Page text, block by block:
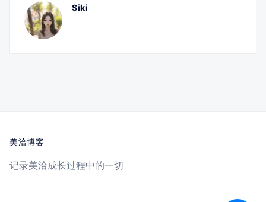
Siki
美洽博客
记录美洽成长过程中的一切